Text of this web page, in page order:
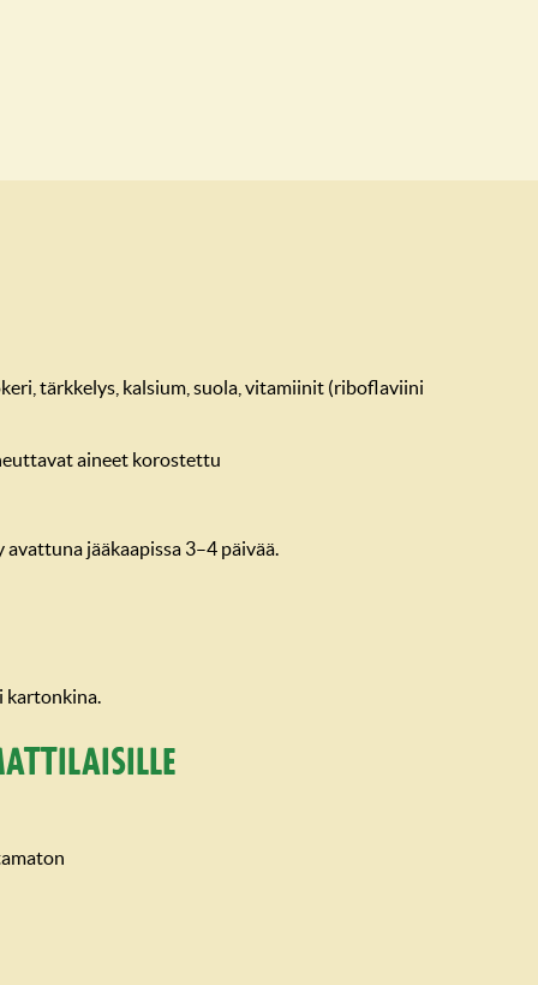
tärkkelys, kalsium, suola, vitamiinit (riboflaviini
aineet korostettu
avattuna jääkaapissa 3–4 päivää.
kartonkina.